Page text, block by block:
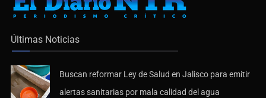
Últimas Noticias
Buscan reformar Ley de Salud en Jalisco para emitir
alertas sanitarias por mala calidad del agua